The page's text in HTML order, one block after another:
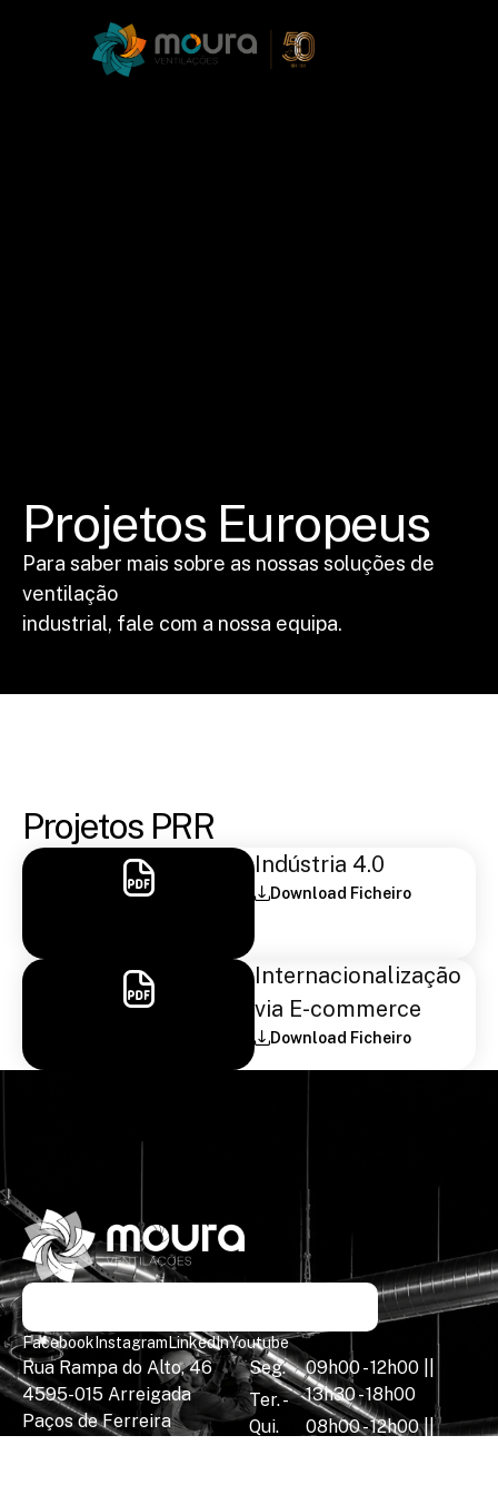
Projetos Europeus
Para saber mais sobre as nossas soluções de
ventilação
industrial, fale com a nossa equipa.
Projetos PRR
Indústria 4.0
Download Ficheiro
Internacionalização
via E-commerce
Download Ficheiro
Facebook Instagram LinkedInYoutube
Rua Rampa do Alto, 46
4595-015 Arreigada
Paços de Ferreira
Seg.
Ter. -
Qui.
09h00 - 12h00 ||
13h30 - 18h00
08h00 - 12h00 ||